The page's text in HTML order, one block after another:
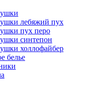
лебяжий пух
пух перо
синтепон
холлофайбер
белье